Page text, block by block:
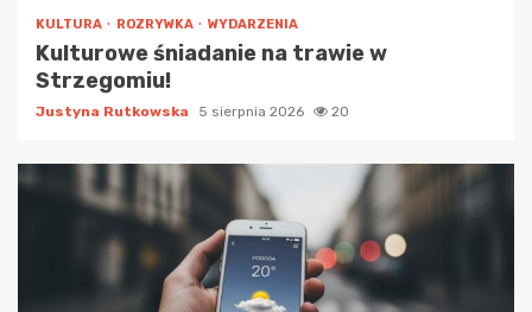
KULTURA ROZRYWKA WYDARZENIA
Kulturowe śniadanie na trawie w
Strzegomiu!
Justyna Rutkowska 5 sierpnia 2026 20